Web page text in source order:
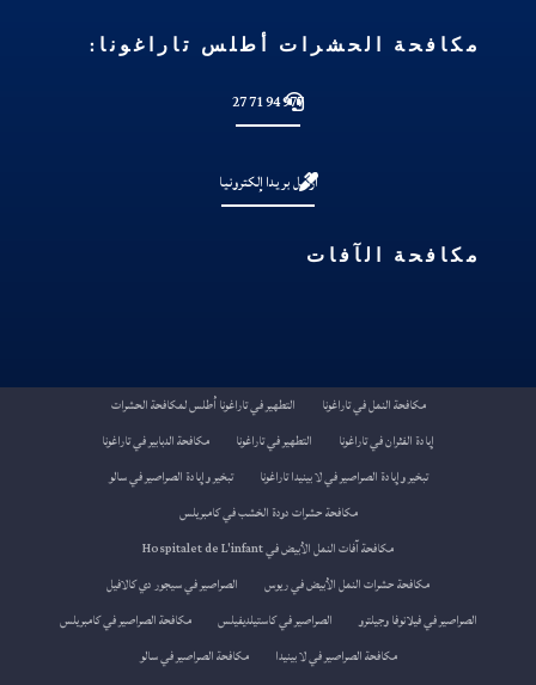
مكافحة الحشرات أطلس تاراغونا:
977 94 71 27
أرسل بريدا إلكترونيا
مكافحة الآفات
مكافحة النمل في تاراغونا
التطهير في تاراغونا أطلس لمكافحة الحشرات
إبادة الفئران في تاراغونا
التطهير في تاراغونا
مكافحة الدبابير في تاراغونا
تبخير وإبادة الصراصير في لا بينيدا تاراغونا
تبخير وإبادة الصراصير في سالو
مكافحة حشرات دودة الخشب في كامبريلس
مكافحة آفات النمل الأبيض في Hospitalet de L'infant
مكافحة حشرات النمل الأبيض في ريوس
الصراصير في سيجور دي كالافيل
الصراصير في فيلانوفا وجيلترو
الصراصير في كاستيلديفيلس
مكافحة الصراصير في كامبريلس
مكافحة الصراصير في لا بينيدا
مكافحة الصراصير في سالو